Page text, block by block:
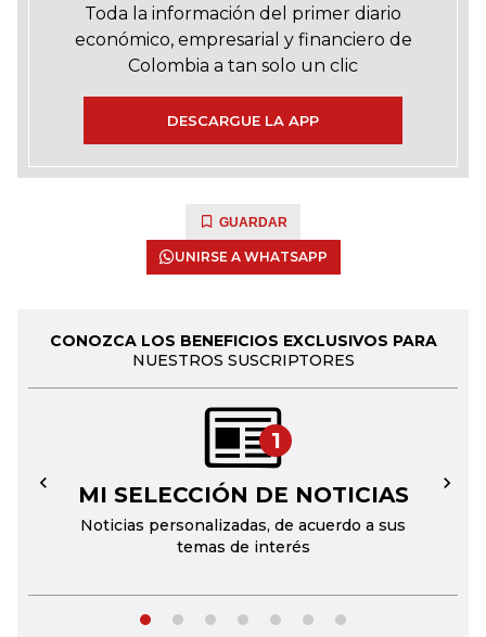
Toda la información del primer diario
económico, empresarial y financiero de
Colombia a tan solo un clic
DESCARGUE LA APP
GUARDAR
UNIRSE A WHATSAPP
CONOZCA LOS BENEFICIOS EXCLUSIVOS PARA
NUESTROS SUSCRIPTORES
1
MI SELECCIÓN DE NOTICIAS
Noticias personalizadas, de acuerdo a sus
temas de interés
← →